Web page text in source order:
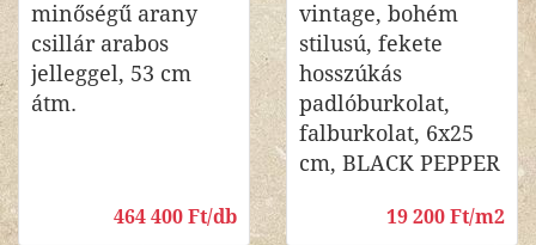
minőségű arany
csillár arabos
jelleggel, 53 cm
átm.
464 400 Ft/db
vintage, bohém
stilusú, fekete
hosszúkás
padlóburkolat,
falburkolat, 6x25
cm, BLACK PEPPER
19 200 Ft/m2